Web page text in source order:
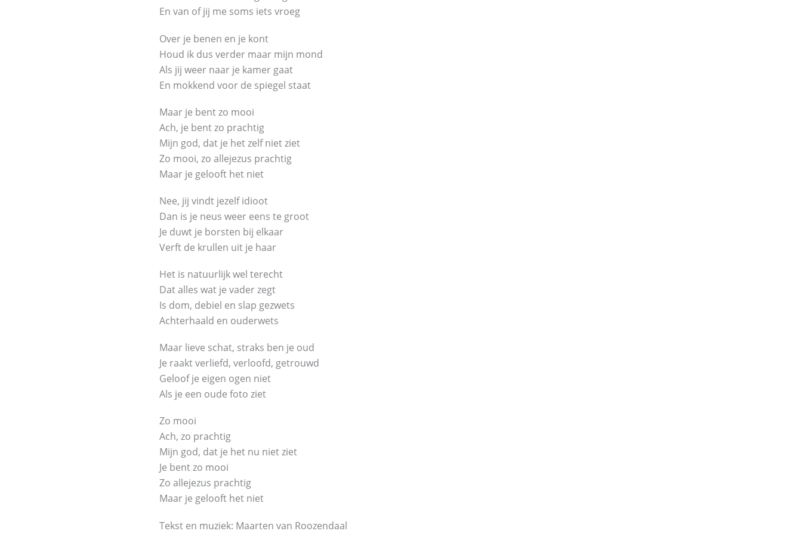
En van of jij me soms iets vroeg
Over je benen en je kont
Houd ik dus verder maar mijn mond
Als jij weer naar je kamer gaat
En mokkend voor de spiegel staat
Maar je bent zo mooi
Ach, je bent zo prachtig
Mijn god, dat je het zelf niet ziet
Zo mooi, zo allejezus prachtig
Maar je gelooft het niet
Nee, jij vindt jezelf idioot
Dan is je neus weer eens te groot
Je duwt je borsten bij elkaar
Verft de krullen uit je haar
Het is natuurlijk wel terecht
Dat alles wat je vader zegt
Is dom, debiel en slap gezwets
Achterhaald en ouderwets
Maar lieve schat, straks ben je oud
Je raakt verliefd, verloofd, getrouwd
Geloof je eigen ogen niet
Als je een oude foto ziet
Zo mooi
Ach, zo prachtig
Mijn god, dat je het nu niet ziet
Je bent zo mooi
Zo allejezus prachtig
Maar je gelooft het niet
Tekst en muziek: Maarten van Roozendaal